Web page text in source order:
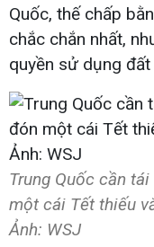
Quốc, thế chấp
chắc chắn nhất,
quyền sử dụng
Trung Quốc cần
một cái Tết thiếu
Ảnh: WSJ